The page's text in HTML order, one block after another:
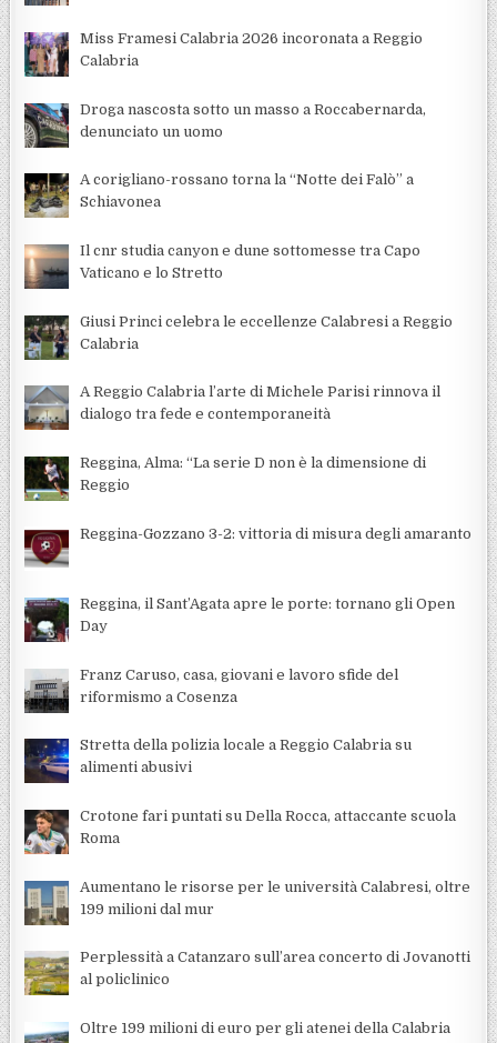
Miss Framesi Calabria 2026 incoronata a Reggio
Calabria
Droga nascosta sotto un masso a Roccabernarda,
denunciato un uomo
A corigliano-rossano torna la “Notte dei Falò” a
Schiavonea
Il cnr studia canyon e dune sottomesse tra Capo
Vaticano e lo Stretto
Giusi Princi celebra le eccellenze Calabresi a Reggio
Calabria
A Reggio Calabria l’arte di Michele Parisi rinnova il
dialogo tra fede e contemporaneità
Reggina, Alma: “La serie D non è la dimensione di
Reggio
Reggina-Gozzano 3-2: vittoria di misura degli amaranto
Reggina, il Sant’Agata apre le porte: tornano gli Open
Day
Franz Caruso, casa, giovani e lavoro sfide del
riformismo a Cosenza
Stretta della polizia locale a Reggio Calabria su
alimenti abusivi
Crotone fari puntati su Della Rocca, attaccante scuola
Roma
Aumentano le risorse per le università Calabresi, oltre
199 milioni dal mur
Perplessità a Catanzaro sull’area concerto di Jovanotti
al policlinico
Oltre 199 milioni di euro per gli atenei della Calabria